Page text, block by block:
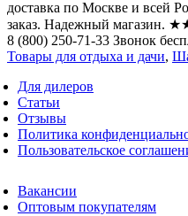
доставка по Москве и всей
заказ. Надежный
8 (800) 250-71-33 Звонок
Товары для отдыха и дачи,
Для дилеров
Статьи
Отзывы
Политика
Пользовательское
Вакансии
Оптовым покупателям